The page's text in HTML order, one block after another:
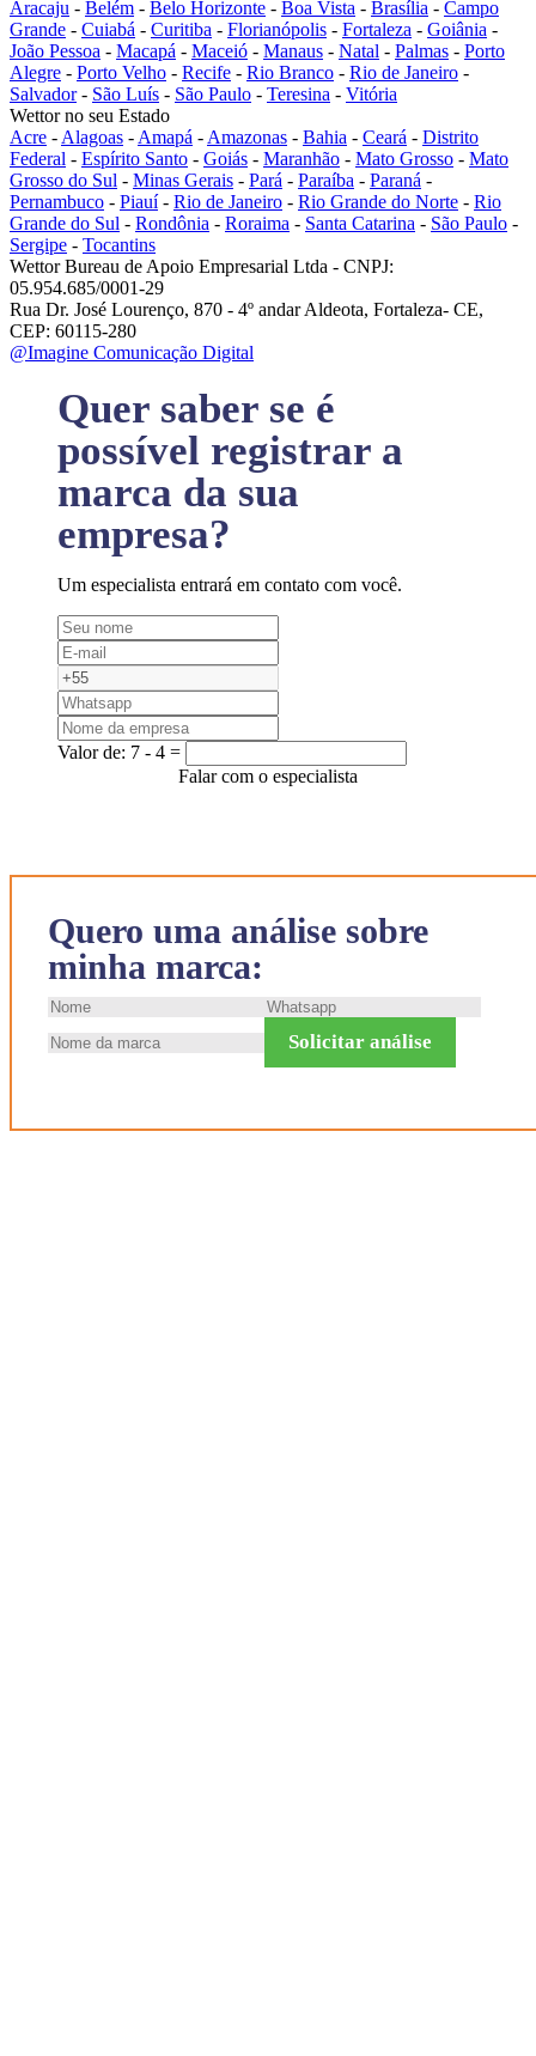
Quero uma análise sobre
minha marca:
Solicitar análise
Aracaju - Belém - Belo Horizonte - Boa Vista - Brasília - Campo
Grande - Cuiabá - Curitiba - Florianópolis - Fortaleza - Goiânia -
João Pessoa - Macapá - Maceió - Manaus - Natal - Palmas - Porto
Alegre - Porto Velho - Recife - Rio Branco - Rio de Janeiro -
Salvador- São Luís - São Paulo - Teresina - Vitória
Wettor no seu Estado
Acre - Alagoas - Amapá - Amazonas - Bahia - Ceará - Distrito
Federal - Espírito Santo - Goiás - Maranhão - Mato Grosso - Mato
Grosso do Sul - Minas Gerais - Pará - Paraíba - Paraná -
Pernambuco - Piauí- Rio de Janeiro - Rio Grande do Norte - Rio
Grande do Sul - Rondônia - Roraima - Santa Catarina - São Paulo -
Sergipe - Tocantins
Wettor Bureau de Apoio Empresarial Ltda - CNPJ:
05.954.685/0001-29
Rua Dr. José Lourenço, 870 - 4º andar Aldeota, Fortaleza- CE,
CEP: 60115-280
@Imagine Comunicação Digital
Quer saber se é
possível registrar a
marca da sua
empresa?
Um especialista entrará em contato com você.
Valor de: 7 - 4 =
Falar com o especialista